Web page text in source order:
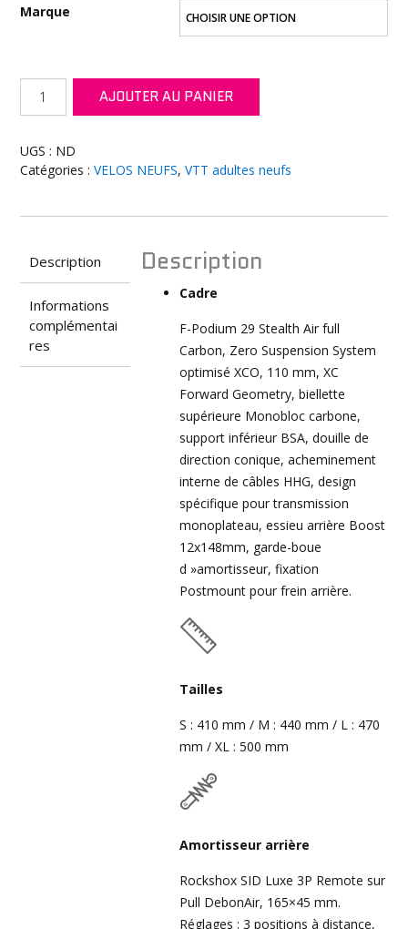
4
Marque
F-
Podium
Silver
AJOUTER AU PANIER
UGS : ND
Catégories : VELOS NEUFS, VTT adultes neufs
Description
Informations
complémentai
res
Description
Cadre
F-Podium 29 Stealth Air full
Carbon, Zero Suspension System
optimisé XCO, 110 mm, XC
Forward Geometry, biellette
supérieure Monobloc carbone,
support inférieur BSA, douille de
direction conique, acheminement
interne de câbles HHG, design
spécifique pour transmission
monoplateau, essieu arrière Boost
12x148mm, garde-boue
d »amortisseur, fixation
Postmount pour frein arrière.
Tailles
S : 410 mm / M : 440 mm / L : 470
mm / XL : 500 mm
Amortisseur arrière
Rockshox SID Luxe 3P Remote sur
Pull DebonAir, 165×45 mm.
Réglages : 3 positions à distance,